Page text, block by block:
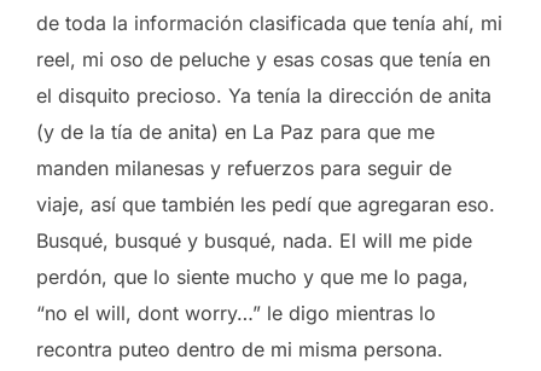
de toda la información clasificada que tenía ahí, mi
reel, mi oso de peluche y esas cosas que tenía en
el disquito precioso. Ya tenía la dirección de anita
(y de la tía de anita) en La Paz para que me
manden milanesas y refuerzos para seguir de
viaje, así que también les pedí que agregaran eso.
Busqué, busqué y busqué, nada. El will me pide
perdón, que lo siente mucho y que me lo paga,
“no el will, dont worry…” le digo mientras lo
recontra puteo dentro de mi misma persona.